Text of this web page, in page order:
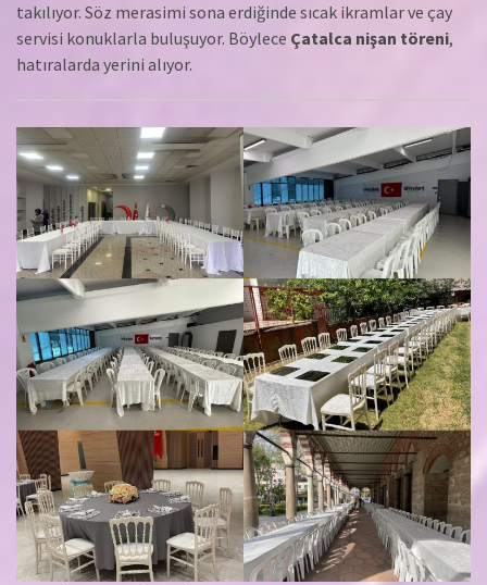
takılıyor. Söz merasimi sona erdiğinde sıcak ikramlar ve çay
servisi konuklarla buluşuyor. Böylece Çatalca nişan töreni,
hatıralarda yerini alıyor.